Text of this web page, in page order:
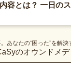
容とは？ 一日の
あなたの“困った”を解
のオウンドメデ